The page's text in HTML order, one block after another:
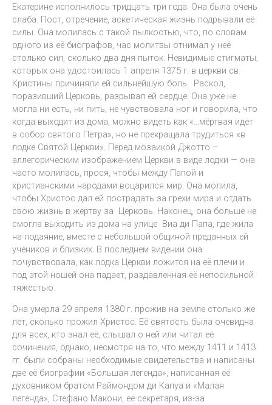
Екатерине исполнилось тридцать три года. Она была очень
слаба. Пост, отречение, аскетическая жизнь подрывали её
силы. Она молилась с такой пылкостью, что, по словам
одного из её биографов, час молитвы отнимал у неё
столько сил, сколько два дня пыток. Невидимые стигматы,
которых она удостоилась 1 апреля 1375 г. в церкви св.
Кристины причиняли ей сильнейшую боль. Раскол,
поразивший Церковь, разрывал ей сердце. Она уже не
могла ни есть, ни пить, не чувствовала ног и говорила, что
когда выходит из дома, можно видеть как «…мёртвая идёт
в собор святого Петра», но не прекращала трудиться «в
лодке Святой Церкви». Перед мозаикой Джотто –
аллегорическим изображением Церкви в виде лодки — она
часто молилась, прося, чтобы между Папой и
христианскими народами воцарился мир. Она молила,
чтобы Христос дал ей пострадать за грехи мира и отдать
свою жизнь в жертву за Церковь. Наконец, она больше не
смогла выходить из дома на улице Виа ди Папа, где жила
на подаяние, вместе с небольшой общиной преданных ей
учеников и близких. В последнем видении она
почувствовала, как лодка Церкви ложится на её плечи и
под этой ношей она падает, раздавленная её непосильной
тяжестью.
Она умерла 29 апреля 1380 г. прожив на земле столько же
лет, сколько прожил Христос. Её святость была очевидна
для всех, кто знал её, слышал о ней или читал её
сочинения, однако, несмотря на то, что между 1411 и 1413
гг. были собраны необходимые свидетельства и написаны
две её биографии «Большая легенда», написанная её
духовником братом Раймондом ди Капуа и «Малая
легенда», Стефано Макони, её секретаря, из-за